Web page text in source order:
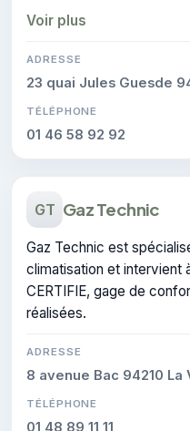
de conformité sur les
Voir plus
ADRESSE
23 quai Jules Guesde
TÉLÉPHONE
01 46 58 92 92
GT Gaz Technic
Gaz Technic est
climatisation et intervient
CERTIFIE, gage de
réalisées.
ADRESSE
8 avenue Bac 94210 La
TÉLÉPHONE
01 48 89 11 11